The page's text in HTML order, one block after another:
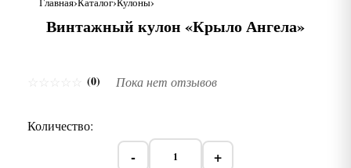
Винтажный кулон «Крыло Ангела»
(0) Пока нет отзывов
Количество:
- +